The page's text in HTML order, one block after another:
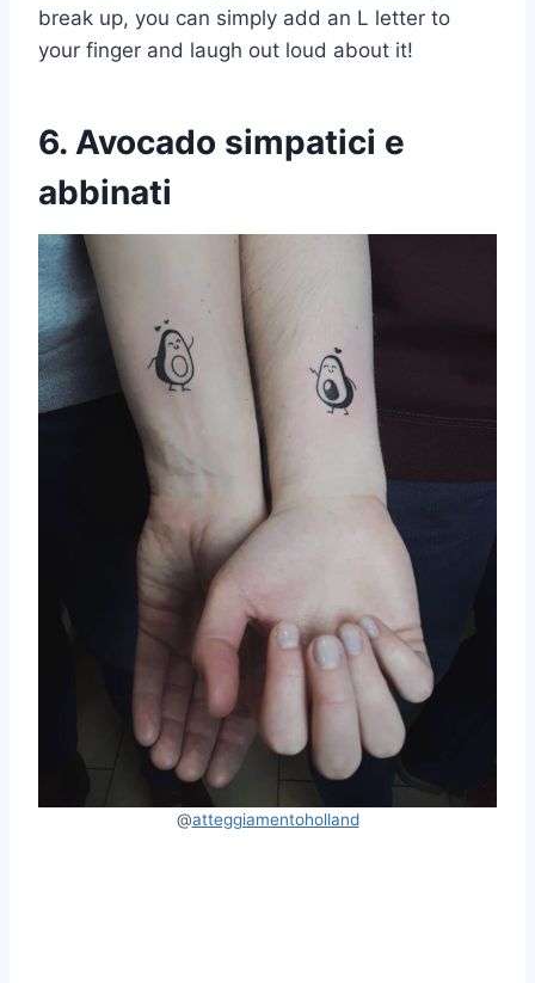
break up, you can simply add an L letter to
your finger and laugh out loud about it!
6. Avocado simpatici e
abbinati
@atteggiamentoholland